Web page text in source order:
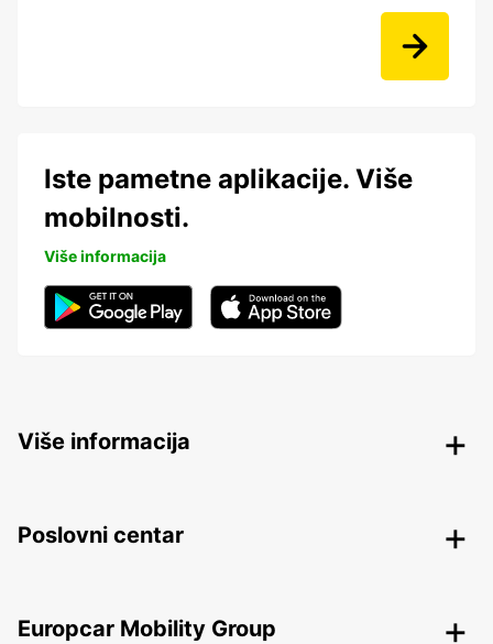
Iste pametne aplikacije. Više
mobilnosti.
Više informacija
Više informacija
Poslovni centar
Europcar Mobility Group